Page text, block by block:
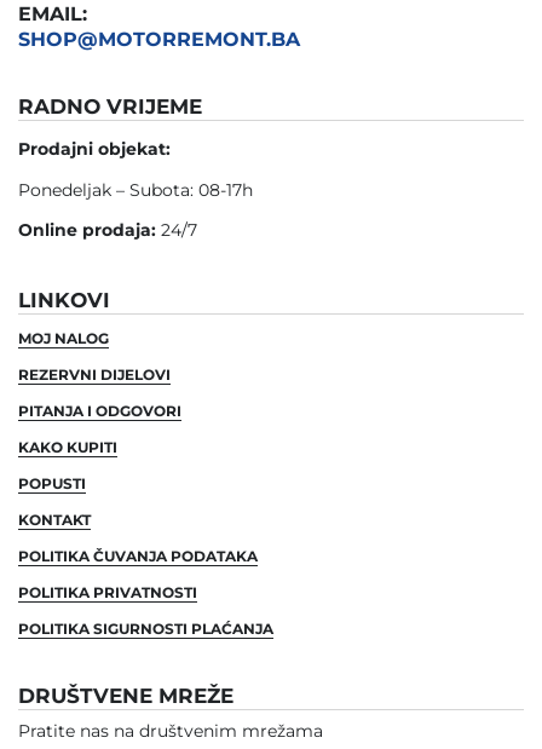
EMAIL:
SHOP@MOTORREMONT.BA
RADNO VRIJEME
Prodajni objekat:
Ponedeljak – Subota: 08-17h
Online prodaja: 24/7
LINKOVI
MOJ NALOG
REZERVNI DIJELOVI
PITANJA I ODGOVORI
KAKO KUPITI
POPUSTI
KONTAKT
POLITIKA ČUVANJA PODATAKA
POLITIKA PRIVATNOSTI
POLITIKA SIGURNOSTI PLAĆANJA
DRUŠTVENE MREŽE
Pratite nas na društvenim mrežama